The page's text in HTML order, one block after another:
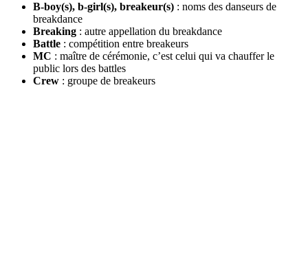
B-boy(s), b-girl(s), breakeur(s) : noms des danseurs de
breakdance
Breaking : autre appellation du breakdance
Battle : compétition entre breakeurs
MC : maître de cérémonie, c’est celui qui va chauffer le
public lors des battles
Crew : groupe de breakeurs